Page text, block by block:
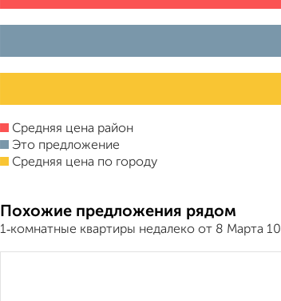
Средняя цена район
Это предложение
Средняя цена по городу
Похожие предложения рядом
1‑комнатные квартиры недалеко от 8 Марта 10